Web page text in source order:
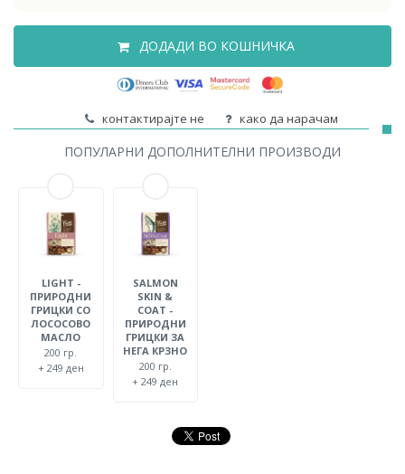
ДОДАДИ ВО КОШНИЧКА
контактирајте не како да нарачам
ПОПУЛАРНИ ДОПОЛНИТЕЛНИ ПРОИЗВОДИ
LIGHT -
ПРИРОДНИ
ГРИЦКИ СО
ЛОСОСОВО
МАСЛО
200 гр.
+ 249 ден
SALMON
SKIN &
COAT -
ПРИРОДНИ
ГРИЦКИ ЗА
НЕГА КРЗНО
200 гр.
+ 249 ден